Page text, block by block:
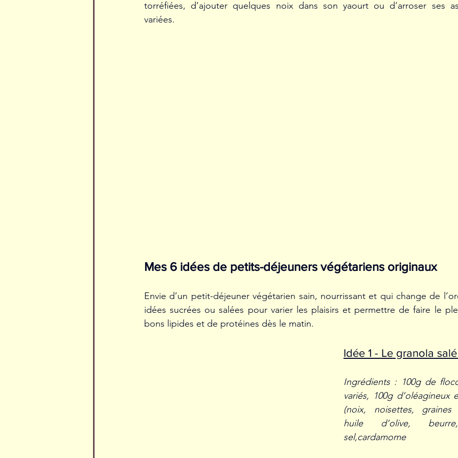
torréfiées, d’ajouter quelques noix dans son yaourt ou d’arroser ses
variées.
Mes 6 idées de petits-déjeuners végétariens originaux
Envie d’un petit-déjeuner végétarien sain, nourrissant et qui change de
idées sucrées ou salées pour varier les plaisirs et permettre de faire le
bons lipides et de protéines dès le matin.
Idée 1 - Le granola salé
Ingrédients : 100g de
variés, 100g d’oléagineux
(noix, noisettes,
huile d’olive,
sel,cardamome